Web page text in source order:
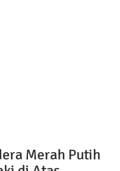
Merah Putih